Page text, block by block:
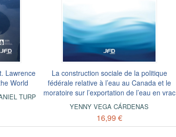
Lawrence
World
TURP
La construction sociale de la politique
fédérale relative à l’eau au Canada et le
moratoire sur l’exportation de l’eau en vrac
YENNY VEGA CÁRDENAS
16,99 €